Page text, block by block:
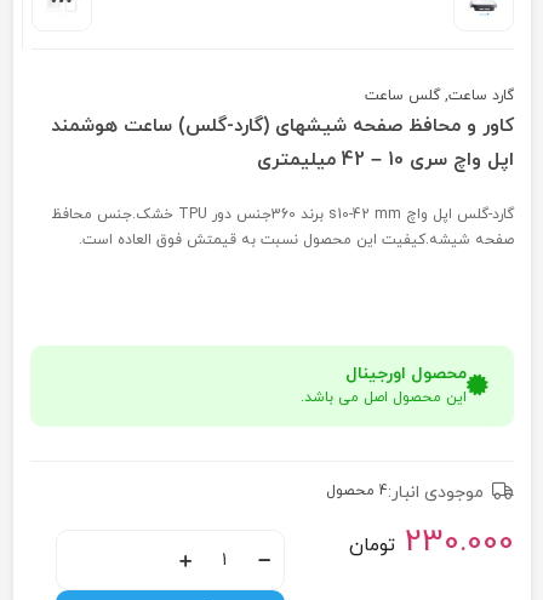
گارد ساعت,گلس ساعت
کاور و محافظ صفحه شیشهای (گارد-گلس) ساعت هوشمند
اپل واچ سری 10 – 42 میلیمتری
گارد-گلس اپل واچ s10-42 mm برند 360جنس دور TPU خشک.جنس محافظ
صفحه شیشه.کیفیت این محصول نسبت به قیمتش فوق العاده است.
محصول اورجینال
این محصول اصل می باشد.
موجودی انبار:4 محصول
تومان230.000